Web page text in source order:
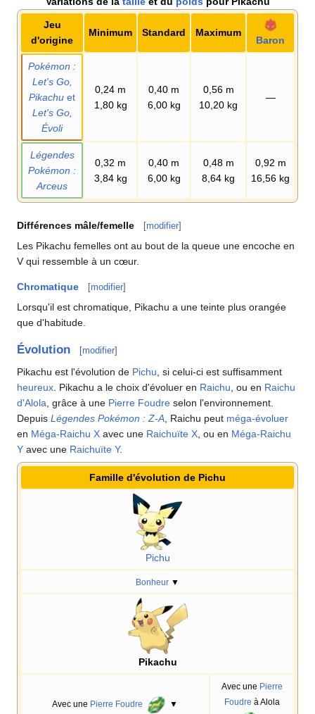
Jeu
d'origine
Minimum Standard Maximum
Baron
Pokémon :
Let's Go,
Pikachu et
Let's Go,
Évoli
0,24 m
1,80 kg
0,40 m
6,00 kg
0,56 m
10,20 kg
—
Légendes
Pokémon :
Arceus
0,32 m
3,84 kg
0,40 m
6,00 kg
0,48 m
8,64 kg
0,92 m
16,56 kg
Différences mâle/femelle [modifier]
Les Pikachu femelles ont au bout de la queue une encoche en
V qui ressemble à un cœur.
Chromatique [modifier]
Lorsqu'il est chromatique, Pikachu a une teinte plus orangée
que d'habitude.
Évolution [modifier]
Pikachu est l'évolution de Pichu , si celui-ci est suffisamment
heureux . Pikachu a le choix d'évoluer en Raichu , ou en Raichu
d'Alola , grâce à une Pierre Foudre selon l'environnement.
Depuis Légendes Pokémon : Z-A , Raichu peut méga-évoluer
en Méga-Raichu X avec une Raichuïte X , ou en Méga-Raichu
Y avec une Raichuïte Y.
Famille d'évolution de Pichu
Pichu
Bonheur ▼
Pikachu
Avec une Pierre Foudre ▼
Avec une Pierre
Foudre à Alola